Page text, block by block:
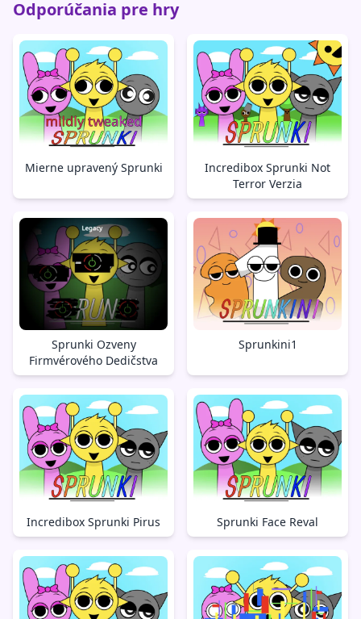
Odporúčania pre hry
Mierne upravený Sprunki
Incredibox Sprunki Not
Terror Verzia
Sprunki Ozveny
Firmvérového Dedičstva
Sprunkini1
Incredibox Sprunki Pirus Sprunki Face Reval